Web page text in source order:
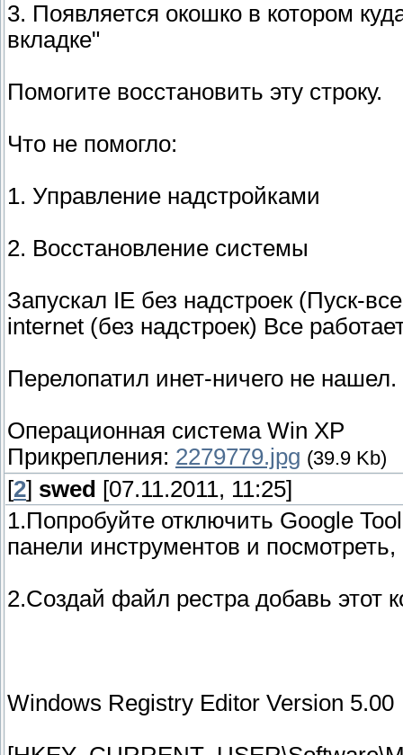
3. Появляется окошко в котором
вкладке"
Помогите восстановить эту строку.
Что не помогло:
1. Управление надстройками
2. Восстановление системы
Запускал IE без надстроек (Пуск-
internet (без надстроек) Все
Перелопатил инет-ничего не
Операционная система Win XP
Прикрепления: 2279779.jpg (39.9 Kb)
[2] swed [07.11.2011, 11:25]
1.Попробуйте отключить Google
панели инструментов и
2.Создай файл рестра добавь этот
Windows Registry Editor Version 5.00